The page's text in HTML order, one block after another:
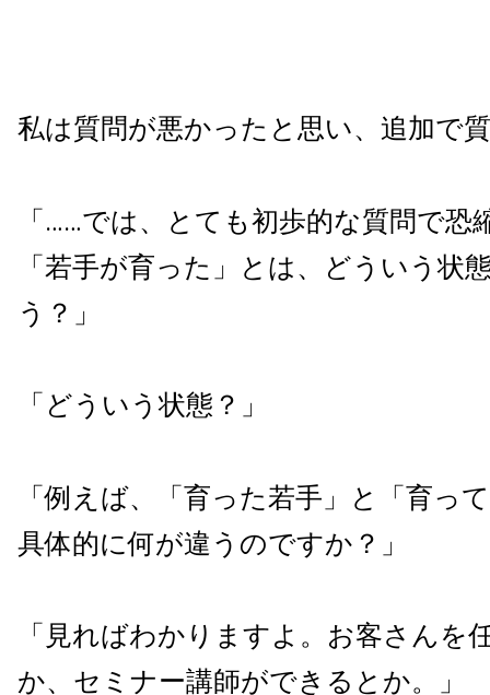
私は質問が悪かったと思い、追加で
「……では、とても初歩的な質問で恐
「若手が育った」とは、どういう状
う？」
「どういう状態？」
「例えば、「育った若手」と「育っ
具体的に何が違うのですか？」
「見ればわかりますよ。お客さんを
か、セミナー講師ができるとか。」